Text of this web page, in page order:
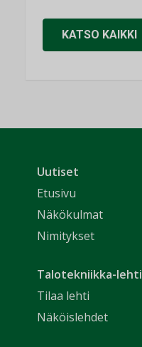
KATSO KAIKKI
Uutiset
Etusivu
Näkökulmat
Nimitykset
Talotekniikka-lehti
Tilaa lehti
Näköislehdet